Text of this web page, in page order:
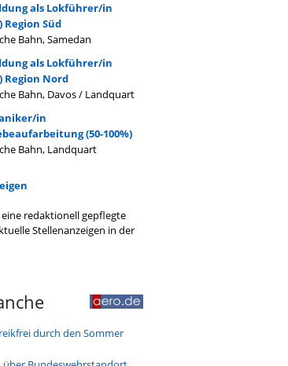
als Lokführer/in
Region Süd
Bahn, Samedan
als Lokführer/in
Region Nord
Bahn, Davos / Landquart
in
(50-100%)
Bahn, Landquart
eine redaktionell gepflegte
Stellenanzeigen in der
durch den Sommer